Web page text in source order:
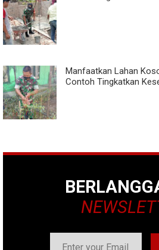
Manfaatkan Lahan
Contoh Tingkatkan